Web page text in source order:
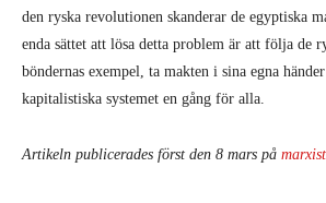
den ryska revolutionen skanderar de egyptiska
enda sättet att lösa detta problem är att följa de
böndernas exempel, ta makten i sina egna
kapitalistiska systemet en gång för alla.
Artikeln publicerades först den 8 mars på